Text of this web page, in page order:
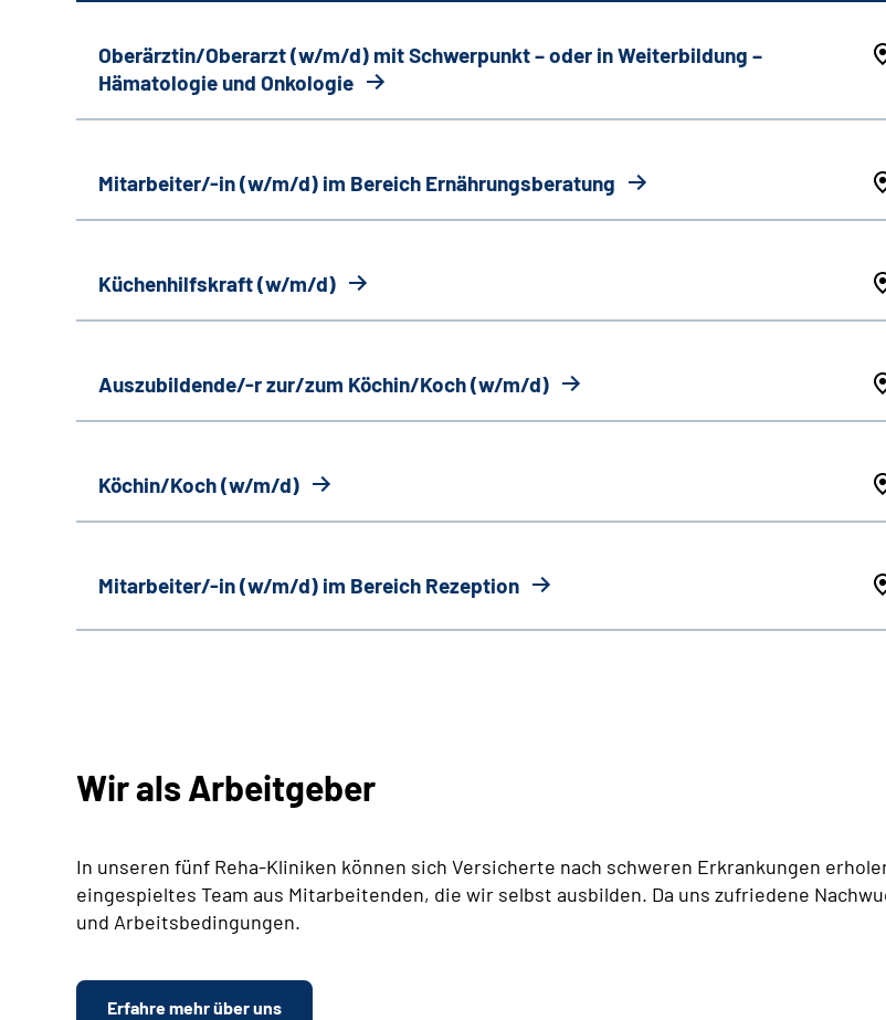
Oberärztin/Oberarzt (w/m/d) mit Schwerpunkt–oder in Weiterbildung –
Hämatologie und Onkologie
Mitarbeiter/-in (w/m/d) im Bereich Ernährungsberatung
Küchenhilfskraft (w/m/d)
Auszubildende/-r zur/zum Köchin/Koch (w/m/d)
Köchin/Koch (w/m/d)
Mitarbeiter/-in (w/m/d) im Bereich Rezeption
Wir als Arbeitgeber
In unseren fünf Reha-Kliniken können sich Versicherte nach schweren Erkrankungen
eingespieltes Team aus Mitarbeitenden, die wir selbst ausbilden. Da uns zufriedene
und Arbeitsbedingungen.
Erfahre mehr über uns